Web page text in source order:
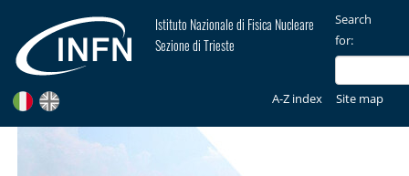
Istituto Nazionale di Fisica Nucleare
Sezione di Trieste
Search
for:
A-Z index Site map